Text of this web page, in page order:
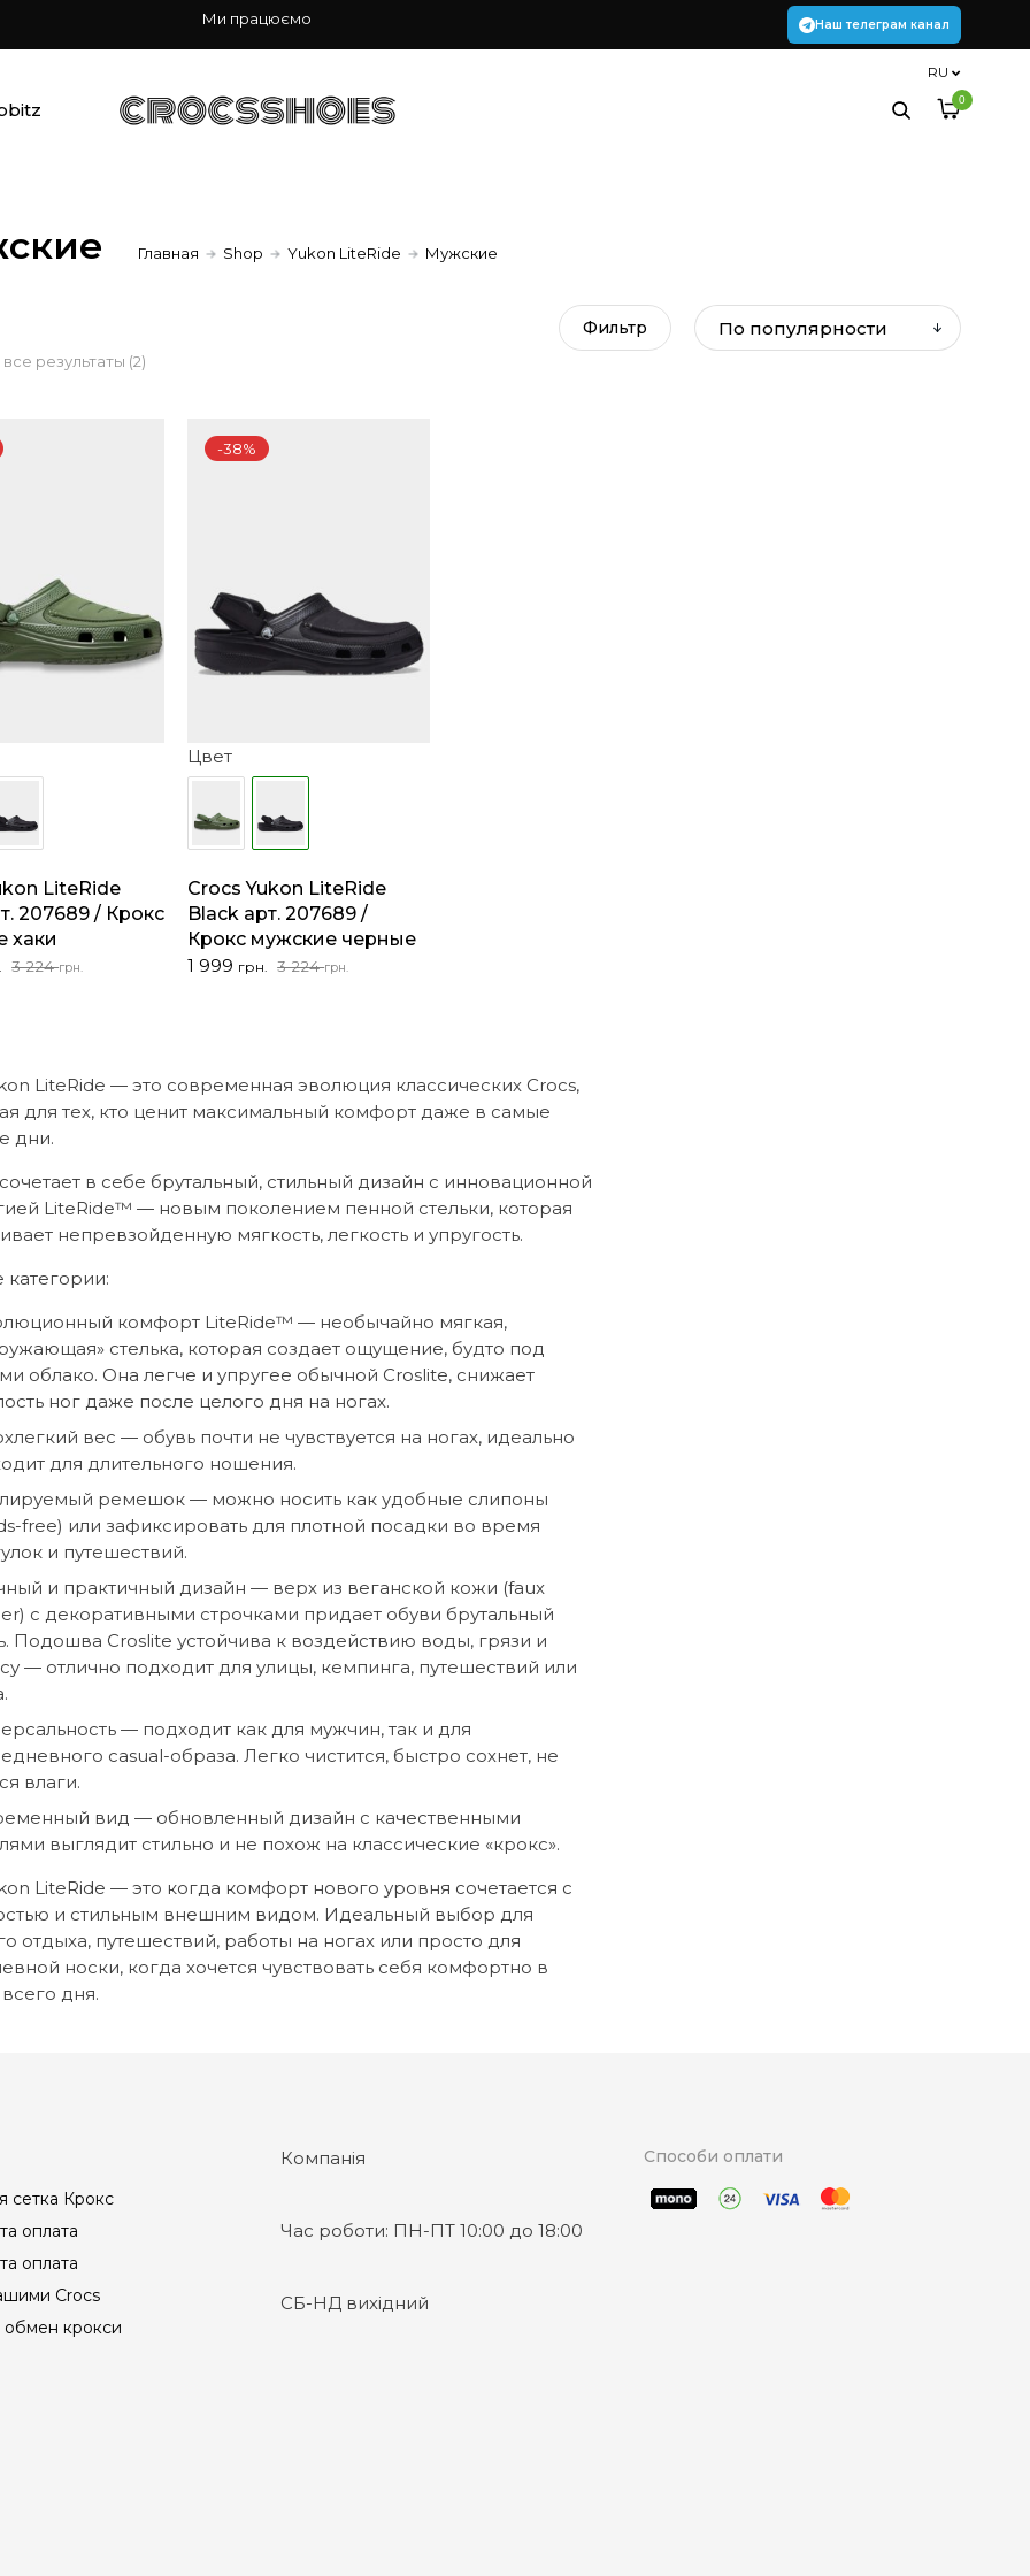
Ми працюємо Наш телеграм канал
0
RU
Главная Shop Yukon LiteRide Мужские
LiteRide — это современная эволюция классических Crocs,
для тех, кто ценит максимальный комфорт даже в самые
дни.
в себе брутальный, стильный дизайн с инновационной
LiteRide™ — новым поколением пенной стельки, которая
непревзойденную мягкость, легкость и упругость.
комфорт LiteRide™ — необычайно мягкая,
стелька, которая создает ощущение, будто под
облако. Она легче и упругее обычной Croslite, снижает
ног даже после целого дня на ногах.
вес — обувь почти не чувствуется на ногах, идеально
для длительного ношения.
ремешок — можно носить как удобные слипоны
free) или зафиксировать для плотной посадки во время
и путешествий.
и практичный дизайн — верх из веганской кожи (faux
с декоративными строчками придает обуви брутальный
Подошва Croslite устойчива к воздействию воды, грязи и
— отлично подходит для улицы, кемпинга, путешествий или
— подходит как для мужчин, так и для
casual-образа. Легко чистится, быстро сохнет, не
влаги.
вид — обновленный дизайн с качественными
выглядит стильно и не похож на классические «крокс».
LiteRide — это когда комфорт нового уровня сочетается с
и стильным внешним видом. Идеальный выбор для
отдыха, путешествий, работы на ногах или просто для
носки, когда хочется чувствовать себя комфортно в
дня.
Фильтр
результаты (2)
популярности
LiteRide
207689 / Крокс
хаки
3 224грн.
Цвет
-38%
Crocs Yukon LiteRide
Black арт. 207689 /
Крокс мужские черные
3 224грн.
Первоначальная
1 999 грн.
Текущая
сетка Крокс
оплата
оплата
Crocs
обмен крокси
Компанія
Час роботи: ПН-ПТ 10:00 до 18:00
СБ-НД вихідний
Способи оплати